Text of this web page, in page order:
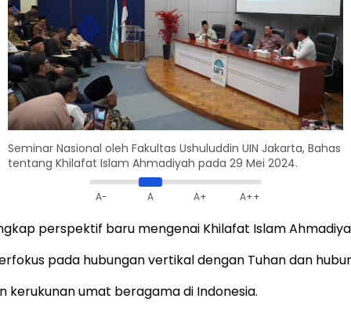
Seminar Nasional oleh Fakultas Ushuluddin UIN Jakarta, Bahas
tentang Khilafat Islam Ahmadiyah pada 29 Mei 2024.
A- A A+ A++
perspektif baru mengenai Khilafat Islam
pada hubungan vertikal dengan Tuhan dan
umat beragama di Indonesia.